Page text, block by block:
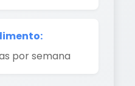
por semana